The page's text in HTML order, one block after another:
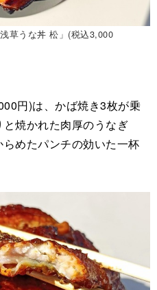
草うな丼 松」(税込3,000
円)は、かば焼き3枚が乗
焼かれた肉厚のうなぎ
めたパンチの効いた一杯